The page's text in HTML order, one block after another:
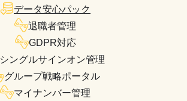
データ安心パック
退職者管理
GDPR対応
シングルサインオン管理
グループ戦略ポータル
マイナンバー管理